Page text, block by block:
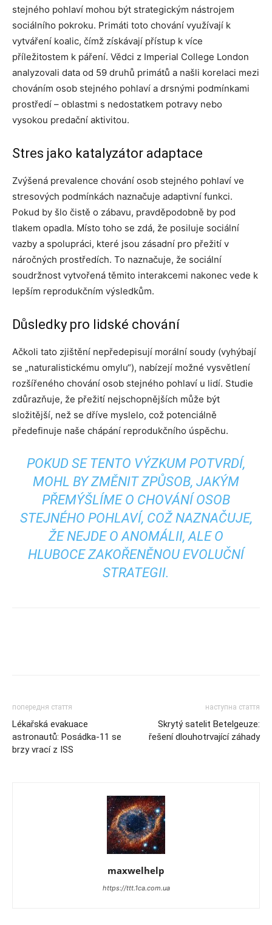
stejného pohlaví mohou být strategickým nástrojem
sociálního pokroku. Primáti toto chování využívají k
vytváření koalic, čímž získávají přístup k více
příležitostem k páření. Vědci z Imperial College London
analyzovali data od 59 druhů primátů a našli korelaci mezi
chováním osob stejného pohlaví a drsnými podmínkami
prostředí – oblastmi s nedostatkem potravy nebo
vysokou predační aktivitou.
Stres jako katalyzátor adaptace
Zvýšená prevalence chování osob stejného pohlaví ve
stresových podmínkách naznačuje adaptivní funkci.
Pokud by šlo čistě o zábavu, pravděpodobně by pod
tlakem opadla. Místo toho se zdá, že posiluje sociální
vazby a spolupráci, které jsou zásadní pro přežití v
náročných prostředích. To naznačuje, že sociální
soudržnost vytvořená těmito interakcemi nakonec vede k
lepším reprodukčním výsledkům.
Důsledky pro lidské chování
Ačkoli tato zjištění nepředepisují morální soudy (vyhýbají
se „naturalistickému omylu“), nabízejí možné vysvětlení
rozšířeného chování osob stejného pohlaví u lidí. Studie
zdůrazňuje, že přežití nejschopnějších může být
složitější, než se dříve myslelo, což potenciálně
předefinuje naše chápání reprodukčního úspěchu.
POKUD SE TENTO VÝZKUM POTVRDÍ,
MOHL BY ZMĚNIT ZPŮSOB, JAKÝM
PŘEMÝŠLÍME O CHOVÁNÍ OSOB
STEJNÉHO POHLAVÍ, COŽ NAZNAČUJE,
ŽE NEJDE O ANOMÁLII, ALE O
HLUBOCE ZAKOŘENĚNOU EVOLUČNÍ
STRATEGII.
попередня стаття
Lékařská evakuace
astronautů: Posádka-11 se
brzy vrací z ISS
наступна стаття
Skrytý satelit Betelgeuze:
řešení dlouhotrvající záhady
maxwelhelp
https://ttt.1ca.com.ua